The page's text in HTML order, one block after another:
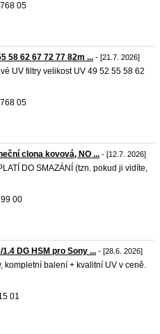
05
58 62 67 72 77 82m ... - [21.7. 2026]
UV filtry velikost UV 49 52 55 58 62
05
clona kovová, NO ... - [12.7. 2026]
DO SMAZÁNÍ (tzn. pokud ji vidíte,
00
DG HSM pro Sony ... - [28.6. 2026]
kompletní balení + kvalitní UV v ceně.
01